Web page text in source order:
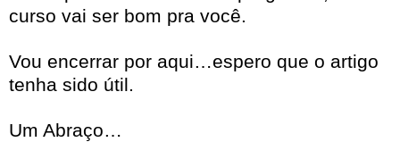
curso vai ser bom pra você.
Vou encerrar por aqui…espero que o artigo
tenha sido útil.
Um Abraço…